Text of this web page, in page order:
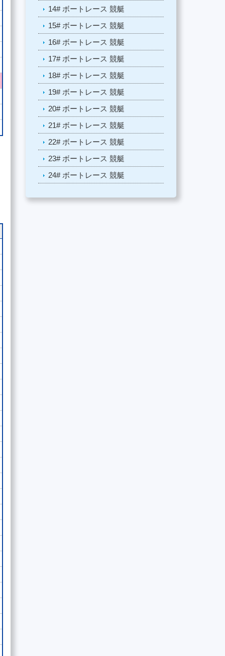
14# ボートレース 競艇
15# ボートレース 競艇
16# ボートレース 競艇
17# ボートレース 競艇
18# ボートレース 競艇
19# ボートレース 競艇
20# ボートレース 競艇
21# ボートレース 競艇
22# ボートレース 競艇
23# ボートレース 競艇
24# ボートレース 競艇